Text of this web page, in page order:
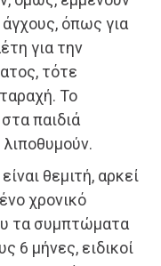
όπως για
για την
τότε
Το
παιδιά
θεμιτή, αρκεί
χρονικό
τα συμπτώματα
6 μήνες, ειδικοί